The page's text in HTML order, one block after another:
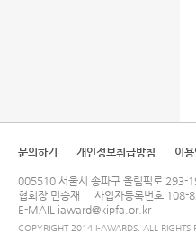
문의하기 개인정보취급방침 이
005510 서울시 송파구 올림픽로 293-
협회장 민승재
사업자등록번호 108-
E-MAIL iaward@kipfa.or.kr
COPYRIGHT 2014 I-AWARDS. ALL RIGHTS